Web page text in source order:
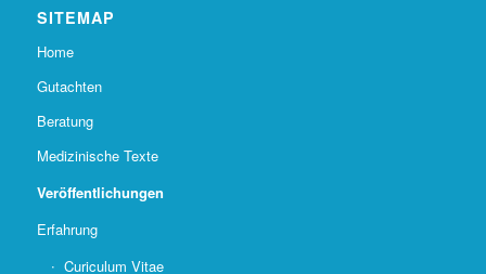
SITEMAP
Home
Gutachten
Beratung
Medizinische Texte
Veröffentlichungen
Erfahrung
Curiculum Vitae